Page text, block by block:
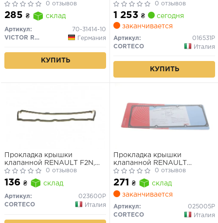
0 отзывов
285 ₴ склад
Артикул:
70-31414-10
VICTOR REINZ
Германия
КУПИТЬ
(G9T/2.5DCI G9U)
0 отзывов
1 253 ₴
сегодня
заканчивается
Артикул:
016531P
CORTECO
Италия
КУПИТЬ
Прокладка крышки
клапанной RENAULT F2N,
F3N, F3P, F3R, F8M, F8Q (пр-
во Corteco)
0 отзывов
136 ₴ склад
Артикул:
023600P
CORTECO
Италия
Прокладка крышки
клапанной RENAULT
E7J/K7J/K7M (металл) (пр-
во Corteco)
0 отзывов
271 ₴
склад
заканчивается
Артикул:
025005P
CORTECO
Италия